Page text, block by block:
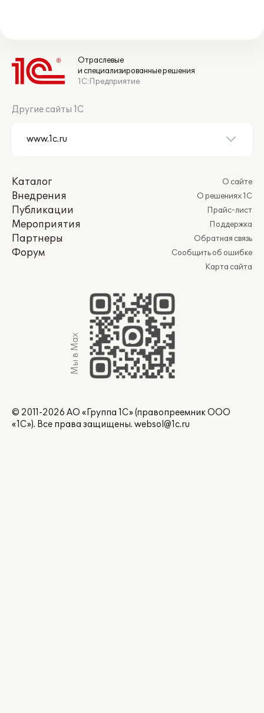
Отраслевые
и специализированные решения
1С:Предприятие
Другие сайты 1С
Каталог
Внедрения
Публикации
Мероприятия
Партнеры
Форум
О сайте
О решениях 1С
Прайс-лист
Поддержка
Обратная связь
Сообщить об ошибке
Карта сайта
Мы в Max
© 2011-2026 АО «Группа 1С» (правопреемник ООО
«1С»). Все права защищены. websol@1c.ru